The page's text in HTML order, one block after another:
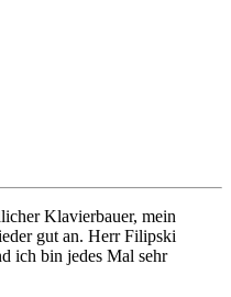
Klavierbauer, mein
gut an. Herr Filipski
ich bin jedes Mal sehr